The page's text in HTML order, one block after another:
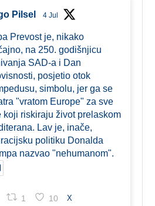
Pilsel 4 Jul
Prevost je, nikako
na 250. godišnjicu
SAD-a i Dan
posjetio otok
simbolu, jer ga se
"vratom Europe" za sve
koji riskiraju život prelaskom
Lav je, inače,
politiku Donalda
nazvao "nehumanom".
1 10 X